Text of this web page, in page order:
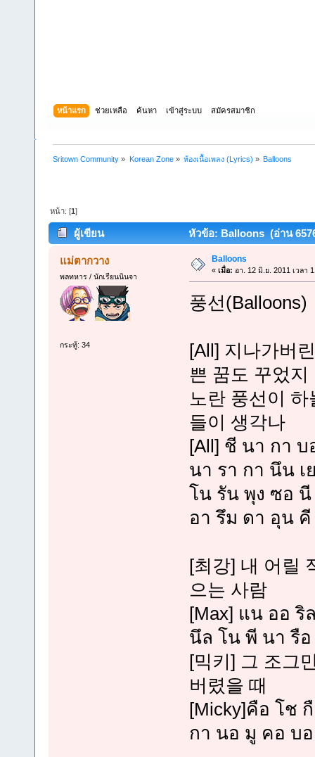
หน้าแรก ช่วยเหลือ ค้นหา เข้าสู่ระบบ สมัครสมาชิก
Sritown Community » Korean Zone» ห้องเนื้อเพลง (Lyrics) » Balloons
หน้า: [1]
ผู้เขียน หัวข้อ: Balloons (อ่าน
แม่ตากวาง
พลทหาร / นักเรียนนินจา
กระทู้: 34
Balloons
« เมื่อ: อา. 12 มิ.ย. 2011 เวลา
풍선(Balloons)
[All] 지나가버
쁜 꿈도 꾸었지
노란 풍선이
들이 생각나
[All] ชี นา กา
นา รา กา นึน
โน รัน พุง ซอ
อา รึม ดา อุน
[최강] 내 어릴
으는 사람
[Max] แน ออ
นึล โน พี นา รื
[믹키] 그 조그
버렸을 때
[Micky]คือ โช
กา นอ มู คอ บ